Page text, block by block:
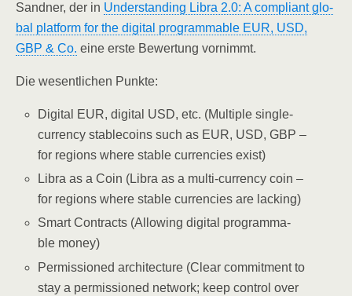
Sand­ner, der in Under­stan­ding Libra 2.0: A com­pli­ant glo­
bal plat­form for the digi­tal pro­gramma­ble EUR, USD,
GBP & Co. eine ers­te Bewer­tung vornimmt.
Die wesent­li­chen Punkte:
Digi­tal EUR, digi­tal USD, etc. (Mul­ti­ple sin­gle-
cur­ren­cy sta­b­le­co­ins such as EUR, USD, GBP –
for regi­ons whe­re sta­ble cur­ren­ci­es exist)
Libra as a Coin (Libra as a mul­ti-cur­ren­cy coin –
for regi­ons whe­re sta­ble cur­ren­ci­es are lacking)
Smart Con­tracts (Allo­wing digi­tal pro­gramma­
ble money)
Per­mis­sio­ned archi­tec­tu­re (Clear com­mit­ment to
stay a per­mis­sio­ned net­work; keep con­trol over